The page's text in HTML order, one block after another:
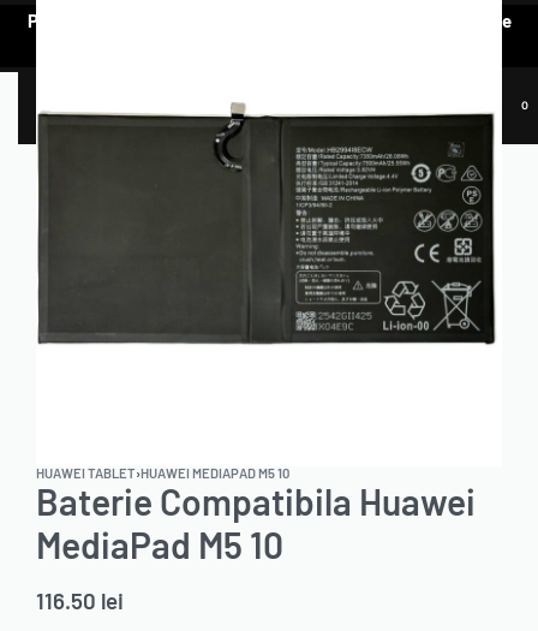
Pentru a vedea oferta de prețuri preferențiale, e nevoie să te
0
HUAWEI TABLET›HUAWEI MEDIAPAD M5 10
Baterie Compatibila Huawei
MediaPad M5 10
116.50 lei